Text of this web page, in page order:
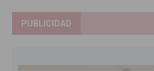
PUBLICIDAD